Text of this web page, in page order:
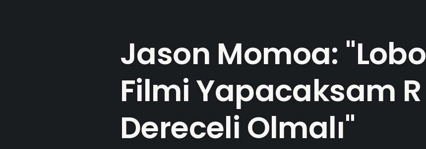
Jason Momoa: "Lobo
Filmi Yapacaksam R
Dereceli Olmalı"